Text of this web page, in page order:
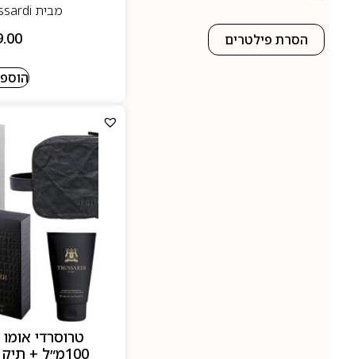
הסרת פילטרים
מבית Trussardi- טרוסרדי
טרוסרדי